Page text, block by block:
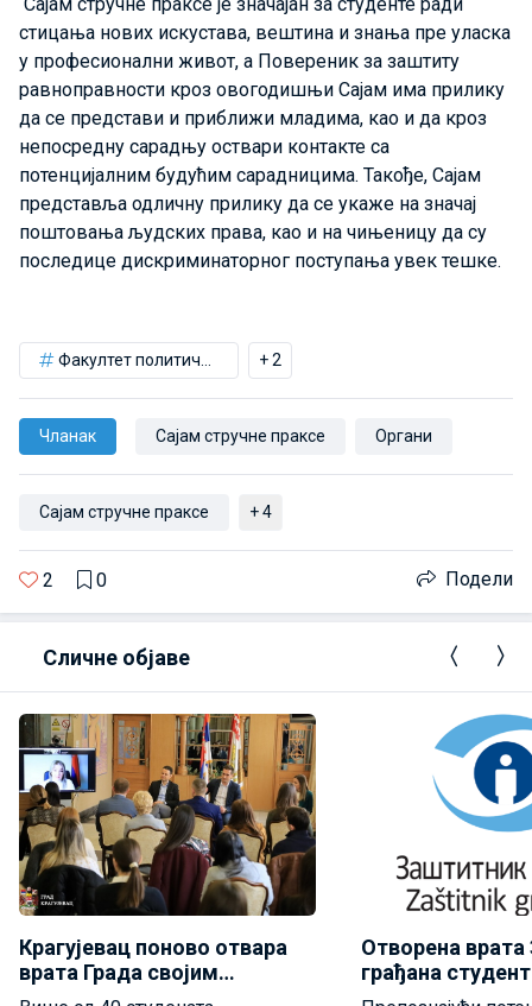
стицања нових искустава, вештина и знања пре уласка
у професионални живот, а Повереник за заштиту
равноправности кроз овогодишњи Сајам има прилику
да се представи и приближи младима, као и да кроз
непосредну сарадњу оствари контакте са
потенцијалним будућим сарадницима. Такође, Сајам
представља одличну прилику да се укаже на значај
поштовања људских права, као и на чињеницу да су
последице дискриминаторног поступања увек тешке.
+ 2
Чланак Сајам стручне праксе Органи
Сајам стручне праксе + 4
2 0 Подели
Сличне објаве
Крагујевац поново отвара
врата Града својим
студентимa
Отворена
грађана
обављање